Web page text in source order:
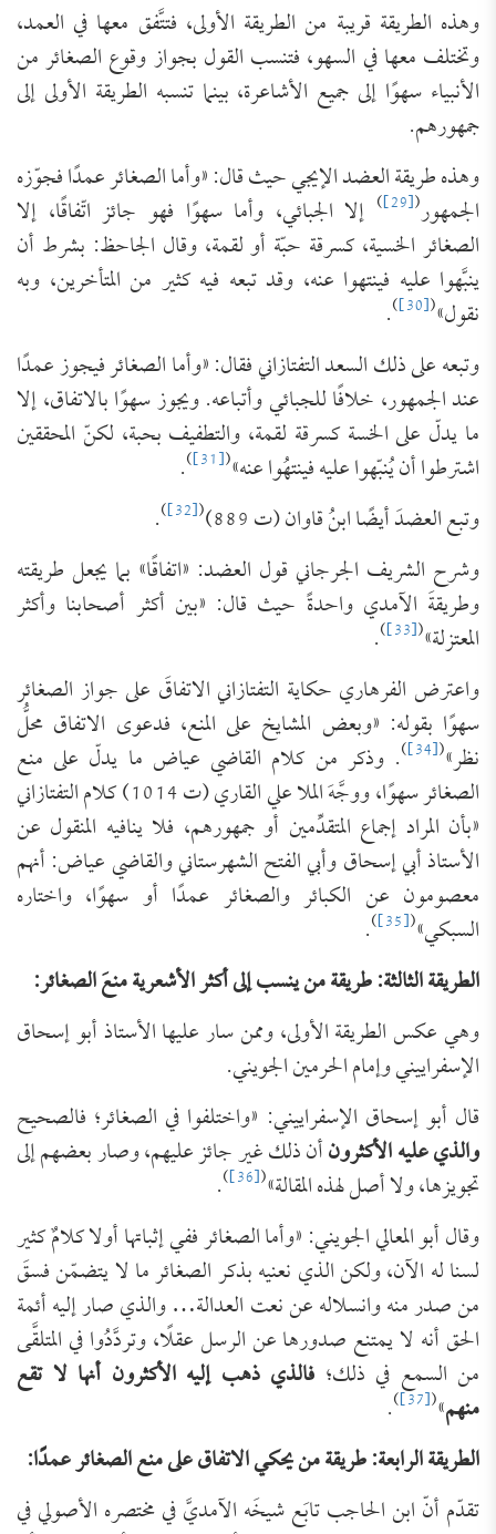
وهذه الطريقة قريبة من الطريقة الأولى، فتتَّفق معها في العمد،
وتختلف معها في السهو، فتنسب القول بجواز وقوع الصغائر من
الأنبياء سهوًا إلى جميع الأشاعرة، بينما تنسبه الطريقة الأولى إلى
جمهورهم.
وهذه طريقة العضد الإيجي حيث قال: «وأما الصغائر عمدًا فجوّزه
الجمهور(
[29]
) إلا الجبائي، وأما سهوًا فهو جائز اتّفاقًا، إلا
الصغائر الخسية، كسرقة حبّة أو لقمة، وقال الجاحظ: بشرط أن
ينبَّهوا عليه فينتهوا عنه، وقد تبعه فيه كثير من المتأخرين، وبه
نقول»(
[30]
)
.
وتبعه على ذلك السعد التفتازاني فقال: «وأما الصغائر فيجوز عمدًا
عند الجمهور، خلافًا للجبائي وأتباعه. ويجوز سهوًا بالاتفاق، إلا
ما يدلّ على الخسة كسرقة لقمة، والتطفيف بحبة، لكنّ المحققين
اشترطوا أن يُنبّهوا عليه فينتهُوا عنه»(
[31]
)
.
وتبع العضدَ أيضًا ابنُ قاوان (ت 889)
(
[32]
)
.
وشرح الشريف الجرجاني قول العضد: «اتفاقًا» بما يجعل طريقته
وطريقةَ الآمدي واحدةً حيث قال: «بين أكثر أصحابنا وأكثر
المعتزلة»(
[33]
)
.
واعترض الفرهاري حكاية التفتازاني الاتفاقَ على جواز الصغائر
سهوًا بقوله: «وبعض المشايخ على المنع، فدعوى الاتفاق محلُّ
نظر»(
[34]
). وذكر من كلام القاضي عياض ما يدلّ على منع
الصغائر سهوًا، ووجَّهَ الملا علي القاري (ت 1014) كلام التفتازاني
«بأن المراد إجماع المتقدِّمين أو جمهورهم، فلا ينافيه المنقول عن
الأستاذ أبي إسحاق وأبي الفتح الشهرستاني والقاضي عياض: أنهم
معصومون عن الكبائر والصغائر عمدًا أو سهوًا، واختاره
السبكي»(
[35]
)
.
الطريقة الثالثة: طريقة من ينسب إلى أكثر الأشعرية منعَ الصغائر:
وهي عكس الطريقة الأولى، وممن سار عليها الأستاذ أبو إسحاق
الإسفراييني وإمام الحرمين الجويني.
قال أبو إسحاق الإسفراييني: «واختلفوا في الصغائر؛ فالصحيح
والذي عليه الأكثرونأن ذلك غير جائز عليهم، وصار بعضهم إلى
تجويزها، ولا أصل لهذه المقالة»(
[36]
)
.
وقال أبو المعالي الجويني: «وأما الصغائر ففي إثباتها أولا كلامٌ كثير
لسنا له الآن، ولكن الذي نعنيه بذكر الصغائر ما لا يتضمّن فسقَ
من صدر منه وانسلاله عن نعت العدالة… والذي صار إليه أئمة
الحق أنه لا يمتنع صدورها عن الرسل عقلًا، وتردَّدُوا في المتلقَّى
من السمع في ذلك؛ فالذي ذهب إليه الأكثرون أنها لا تقع
منهم»
(
[37]
)
.
الطريقة الرابعة: طريقة من يحكي الاتفاق على منع الصغائر عمدًا:
تقدّم أنّ ابن الحاجب تابَع شيخَه الآمديَّ في مختصره الأصولي في